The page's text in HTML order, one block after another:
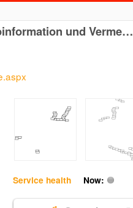
und Verme…
Service health Now: